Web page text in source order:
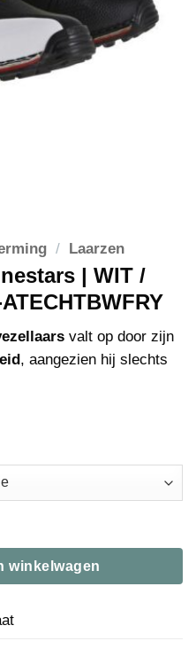
/ Laarzen
| WIT /
valt op door zijn
, aangezien hij slechts
/ GEEL / ROOD | 62-
winkelwagen